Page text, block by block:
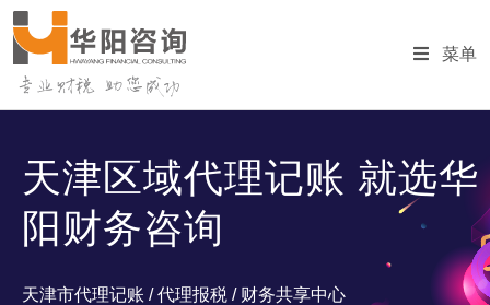
菜单
天津区域代理记账 就选华
阳财务咨询
天津市代理记账 / 代理报税 / 财务共享中心